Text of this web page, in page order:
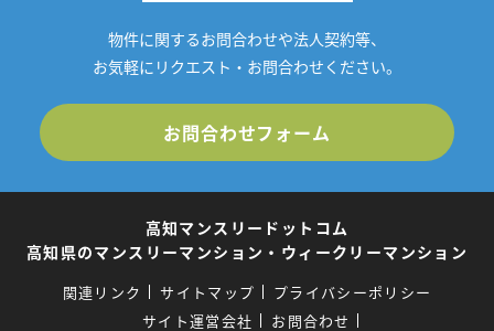
物件に関するお問合わせや法人契約等、
お気軽にリクエスト・お問合わせください。
お問合わせフォーム
高知マンスリードットコム
高知県のマンスリーマンション・ウィークリーマンション
関連リンク サイトマップ
プライバシーポリシー
サイト運営会社
お問合わせ